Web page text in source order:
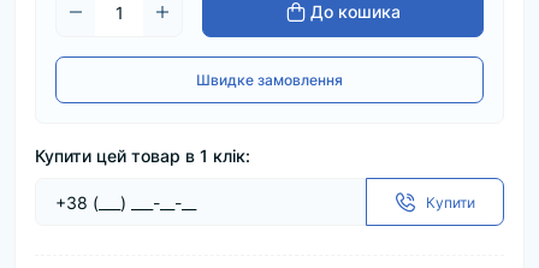
До кошика
Швидке замовлення
Купити цей товар в 1 клік:
Купити